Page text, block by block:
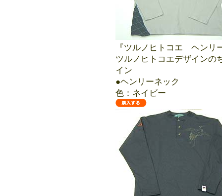
『ツルノヒトコエ ヘンリ
ツルノヒトコエデザインの
イン
●ヘンリーネック
色：ネイビー